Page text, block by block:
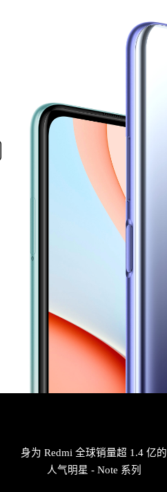
身为 Redmi 全球销量超 1.4 亿的
人气明星 - Note 系列